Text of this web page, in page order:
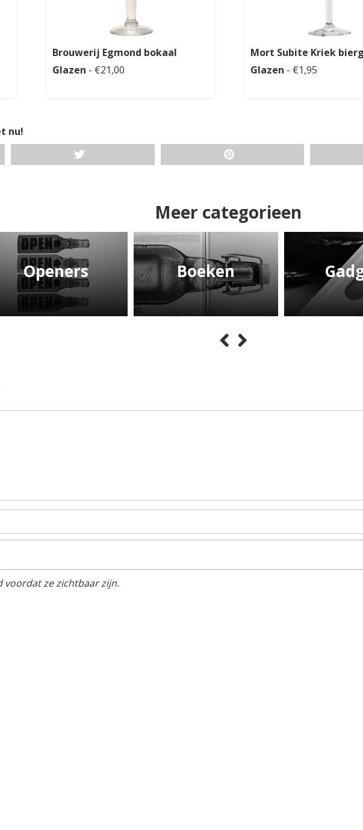
Brouwerij Egmond bokaal
Glazen - €21,00
Mort Subite Kriek
Glazen - €1,95
nu!
Meer categorieen
Openers Boeken
voordat ze zichtbaar zijn.